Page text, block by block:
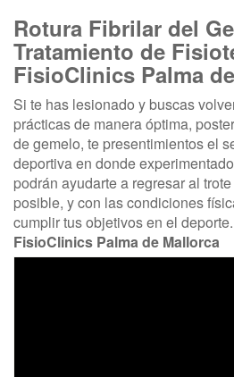
Rotura Fibrilar del
Tratamiento de
FisioClinics Palma
Si te has lesionado y buscas
prácticas de manera óptima,
de gemelo, te presentimientos el
deportiva en donde
podrán ayudarte a regresar al
posible, y con las condiciones
cumplir tus objetivos en el
FisioClinics Palma de Mallorca